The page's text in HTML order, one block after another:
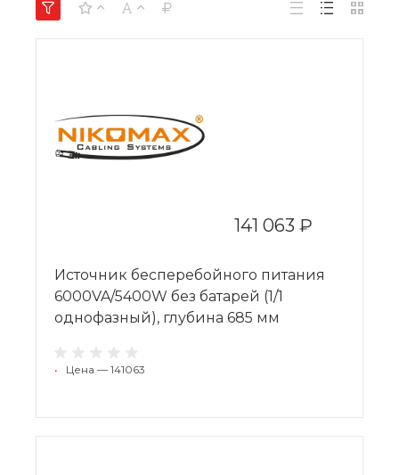
141 063 ₽
Источник бесперебойного питания
6000VA/5400W без батарей (1/1
однофазный), глубина 685 мм
• Цена — 141063